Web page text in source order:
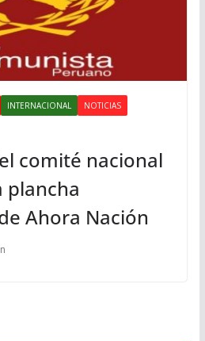
INTERNACIONAL
NOTICIAS
comité nacional
plancha
Ahora Nación